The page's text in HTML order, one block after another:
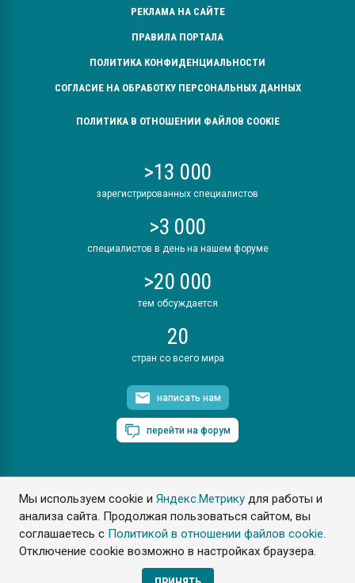
Мы используем cookie иЯндекс.Метрику для работы и
анализа сайта. Продолжая пользоваться сайтом, вы
соглашаетесь с Политикой в отношении файлов cookie.
Отключение cookie возможно в настройках браузера.
РЕКЛАМА НА САЙТЕ
ПРАВИЛА ПОРТАЛА
ПОЛИТИКА КОНФИДЕНЦИАЛЬНОСТИ
СОГЛАСИЕ НА ОБРАБОТКУ ПЕРСОНАЛЬНЫХ ДАННЫХ
ПОЛИТИКА В ОТНОШЕНИИ ФАЙЛОВ COOKIE
>13 000
зарегистрированных специалистов
>3 000
специалистов в день на нашем форуме
>20 000
тем обсуждается
20
стран со всего мира
написать нам
перейти на форум
ПластЭксперт © 2006. Все права защищены
Разрешается копирование материалов сайта с обязательной
ссылкой на www.e-plastic.ru
Разработка сайта